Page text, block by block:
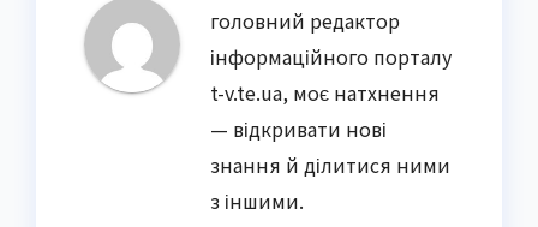
головний редактор
інформаційного порталу
t-v.te.ua, моє натхнення
— відкривати нові
знання й ділитися ними
з іншими.